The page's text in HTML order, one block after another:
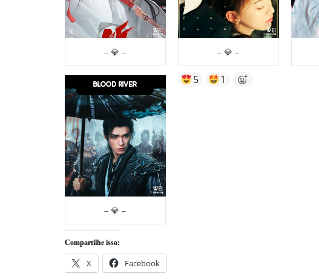
– 💎 – – 💎 –
– 💎 –
5 1
Compartilhe isso:
X Facebook